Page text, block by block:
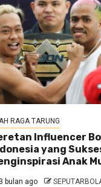
RAGA TARUNG
Influencer
yang
Anak
3 bulan ago